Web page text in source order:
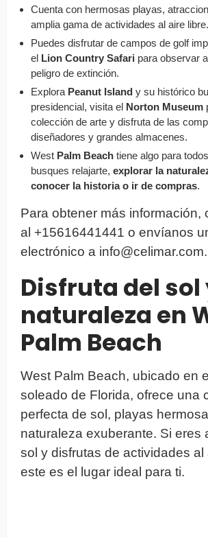
Cuenta con hermosas playas,
amplia gama de actividades al aire libre.
Puedes disfrutar de campos de golf
el Lion Country Safari para observar
peligro de extinción.
Explora Peanut Island y su histórico
presidencial, visita el Norton Museum
colección de arte y disfruta de las
diseñadores y grandes almacenes.
West Palm Beach tiene algo para
busques relajarte, explorar la
conocer la historia o ir de compras.
Para obtener más información,
al +15616441441 o envíanos
electrónico a info@celimar.com.
Disfruta del sol
naturaleza en
Palm Beach
West Palm Beach, ubicado en
soleado de Florida, ofrece una
perfecta de sol, playas
naturaleza exuberante. Si eres
sol y disfrutas de actividades al
este es el lugar ideal para ti.